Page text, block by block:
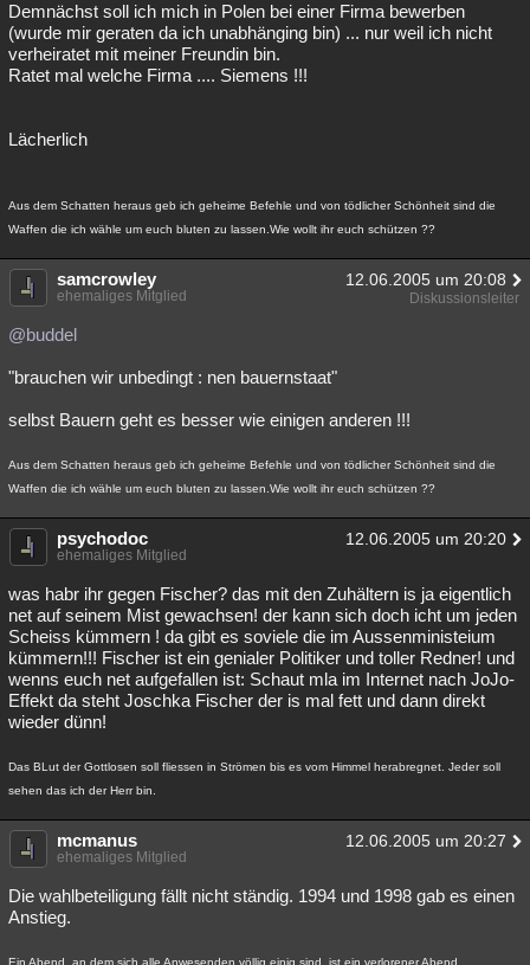
Demnächst soll ich mich in Polen bei einer Firma bewerben
(wurde mir geraten da ich unabhänging bin) ... nur weil ich nicht
verheiratet mit meiner Freundin bin.
Ratet mal welche Firma .... Siemens !!!
Lächerlich
Aus dem Schatten heraus geb ich geheime Befehle und von tödlicher Schönheit sind die
Waffen die ich wähle um euch bluten zu lassen.Wie wollt ihr euch schützen ??
samcrowley 12.06.2005 um 20:08
ehemaliges Mitglied Diskussionsleiter
@buddel
"brauchen wir unbedingt : nen bauernstaat"
selbst Bauern geht es besser wie einigen anderen !!!
Aus dem Schatten heraus geb ich geheime Befehle und von tödlicher Schönheit sind die
Waffen die ich wähle um euch bluten zu lassen.Wie wollt ihr euch schützen ??
psychodoc 12.06.2005 um 20:20
ehemaliges Mitglied
was habr ihr gegen Fischer? das mit den Zuhältern is ja eigentlich
net auf seinem Mist gewachsen! der kann sich doch icht um jeden
Scheiss kümmern ! da gibt es soviele die im Aussenministeium
kümmern!!! Fischer ist ein genialer Politiker und toller Redner! und
wenns euch net aufgefallen ist: Schaut mla im Internet nach JoJo-
Effekt da steht Joschka Fischer der is mal fett und dann direkt
wieder dünn!
Das BLut der Gottlosen soll fliessen in Strömen bis es vom Himmel herabregnet. Jeder soll
sehen das ich der Herr bin.
mcmanus 12.06.2005 um 20:27
ehemaliges Mitglied
Die wahlbeteiligung fällt nicht ständig. 1994 und 1998 gab es einen
Anstieg.
Ein Abend, an dem sich alle Anwesenden völlig einig sind, ist ein verlorener Abend.